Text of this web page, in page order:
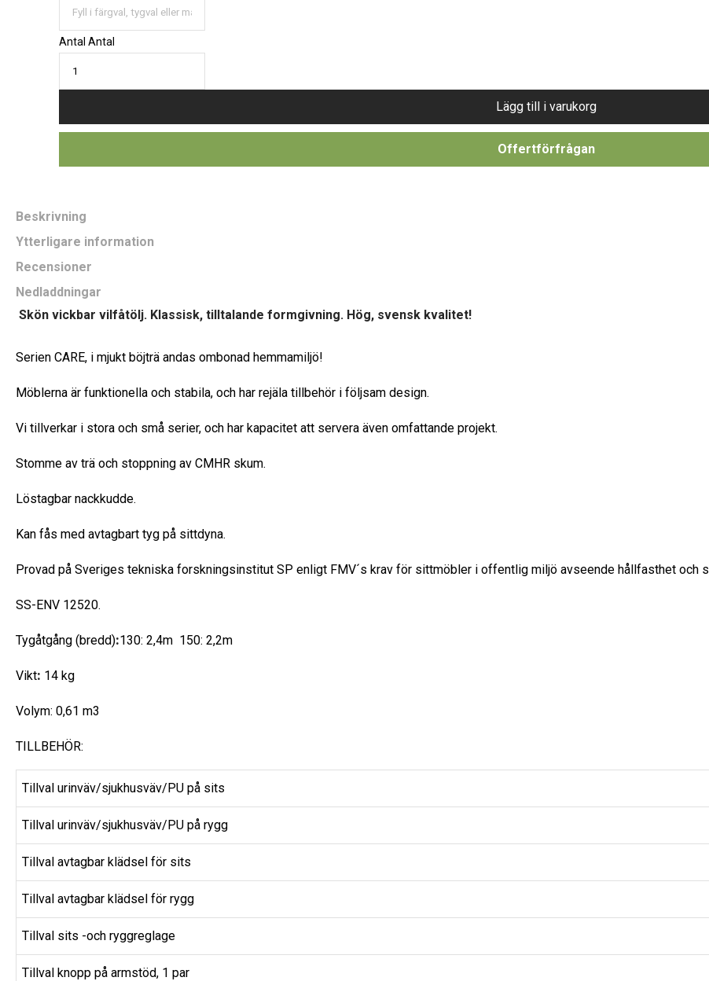
Antal Antal
Lägg till i varukorg
Offertförfrågan
Beskrivning
Ytterligare information
Recensioner
Nedladdningar
Skön vickbar vilfåtölj. Klassisk, tilltalande formgivning. Hög, svensk kvalitet!
Serien CARE, i mjukt böjträ andas ombonad hemmamiljö!
Möblerna är funktionella och stabila, och har rejäla tillbehör i följsam design.
Vi tillverkar i stora och små serier, och har kapacitet att servera även omfattande projekt.
Stomme av trä och stoppning av CMHR skum.
Löstagbar nackkudde.
Kan fås med avtagbart tyg på sittdyna.
Provad på Sveriges tekniska forskningsinstitut SP enligt FMV´s krav för sittmöbler i offentlig miljö avseende hållfasthet och
SS-ENV 12520.
Tygåtgång (bredd):130: 2,4m 150: 2,2m
Vikt: 14 kg
Volym: 0,61 m3
TILLBEHÖR:
Tillval urinväv/sjukhusväv/PU på sits
Tillval urinväv/sjukhusväv/PU på rygg
Tillval avtagbar klädsel för sits
Tillval avtagbar klädsel för rygg
Tillval sits -och ryggreglage
Tillval knopp på armstöd, 1 par